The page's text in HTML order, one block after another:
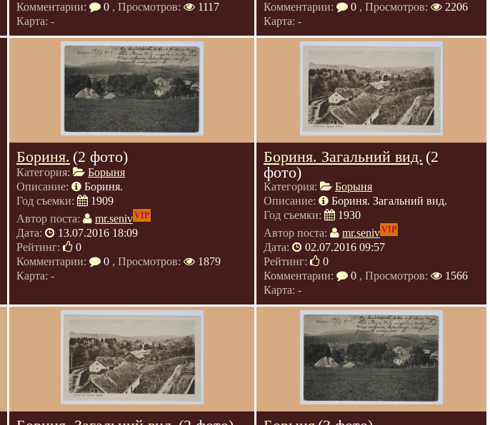
Комментарии:
0 , Просмотров:
1117
Карта: -
Комментарии:
0 , Просмотров:
2206
Карта: -
Бориня. (2 фото)
Категория:
Борыня
Описание:
Бориня.
Год съемки:
1909
Автор поста:
mr.senivVIP
Дата:
13.07.2016 18:09
Рейтинг:
0
Комментарии:
0 , Просмотров:
1879
Карта: -
Бориня. Загальний вид. (2
фото)
Категория:
Борыня
Описание:
Бориня. Загальний вид.
Год съемки:
1930
Автор поста:
mr.senivVIP
Дата:
02.07.2016 09:57
Рейтинг:
0
Комментарии:
0 , Просмотров:
1566
Карта: -